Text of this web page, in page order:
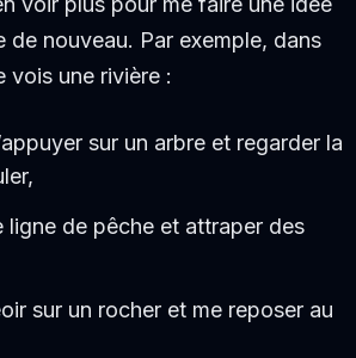
de nouveau. Par exemple, dans
vois une rivière :
sur un arbre et regarder la
ligne de pêche et attraper des
sur un rocher et me reposer au